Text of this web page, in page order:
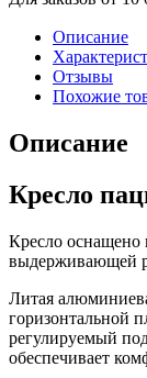
Описание
Отзывы
Похожие
Описание
Кресло
Кресло оснащено
выдерживающей
Литая
горизонтальной
регулируемый
обеспечивает